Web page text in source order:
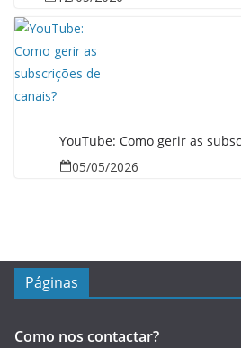
YouTube: Como gerir as
05/05/2026
Páginas
Como nos contactar?